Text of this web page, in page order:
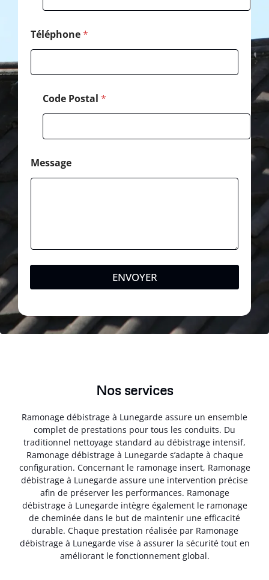
Téléphone*
Code Postal *
Message
ENVOYER
Nos services
Ramonage débistrage à Lunegarde assure un ensemble
complet de prestations pour tous les conduits. Du
traditionnel nettoyage standard au débistrage intensif,
Ramonage débistrage à Lunegarde s’adapte à chaque
configuration. Concernant le ramonage insert, Ramonage
débistrage à Lunegarde assure une intervention précise
afin de préserver les performances. Ramonage
débistrage à Lunegarde intègre également le ramonage
de cheminée dans le but de maintenir une efficacité
durable. Chaque prestation réalisée par Ramonage
débistrage à Lunegarde vise à assurer la sécurité tout en
améliorant le fonctionnement global.